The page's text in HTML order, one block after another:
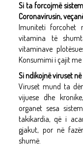
Si ta forcojmë
Coronavirusin,
Imuniteti forcohet
vitamina të
vitaminave
Konsumimi i çajit
Si ndikojnë viruset
Viruset mund ta
vijuese dhe
organet sesa
takikardia, që i
gjakut, por në
shumë.